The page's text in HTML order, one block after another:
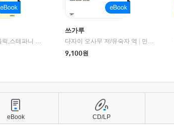
제이미 러시,톰 올릭,스테파니 플랜더스 편저/임경은 역/박정호 감수 |
교보문고
쓰가루
다자이 오사무 저/유숙자 역
민음사
9,100원
eBook CD/LP